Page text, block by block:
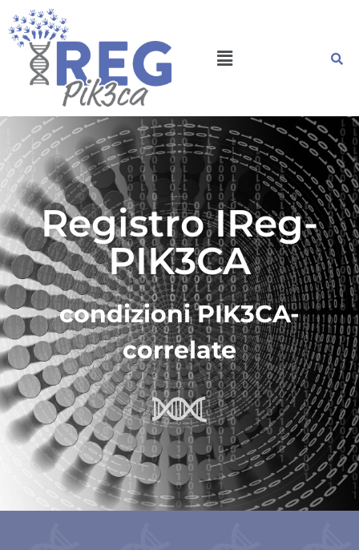
Registro IReg-
PIK3CA
condizioni PIK3CA-
correlate